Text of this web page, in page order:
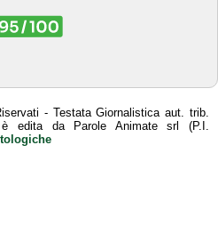
- Testata Giornalistica aut. trib.
edita da Parole Animate srl (P.I.